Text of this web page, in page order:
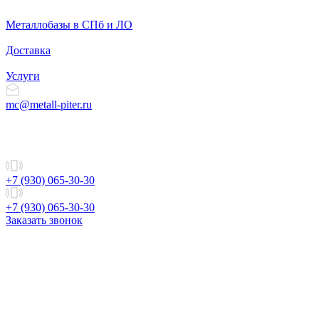
Металлобазы в СПб и ЛО
Доставка
Услуги
mc@metall-piter.ru
+7 (930) 065-30-30
+7 (930) 065-30-30
Заказать звонок